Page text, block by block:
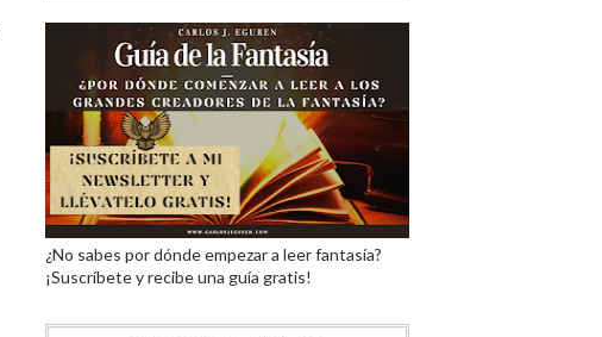
¿No sabes por dónde empezar a leer fantasía?
¡Suscríbete y recibe una guía gratis!